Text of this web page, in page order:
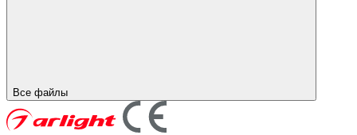
Все файлы